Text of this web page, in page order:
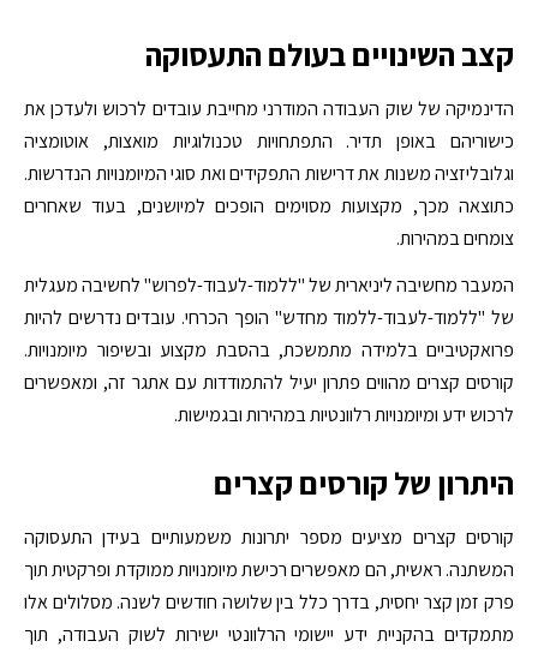
קצב השינויים בעולם התעסוקה
הדינמיקה של שוק העבודה המודרני מחייבת עובדים לרכוש ולעדכן את
כישוריהם באופן תדיר. התפתחויות טכנולוגיות מואצות, אוטומציה
וגלובליזציה משנות את דרישות התפקידים ואת סוגי המיומנויות הנדרשות.
כתוצאה מכך, מקצועות מסוימים הופכים למיושנים, בעוד שאחרים
צומחים במהירות.
המעבר מחשיבה ליניארית של "ללמוד-לעבוד-לפרוש" לחשיבה מעגלית
של "ללמוד-לעבוד-ללמוד מחדש" הופך הכרחי. עובדים נדרשים להיות
פרואקטיביים בלמידה מתמשכת, בהסבת מקצוע ובשיפור מיומנויות.
קורסים קצרים מהווים פתרון יעיל להתמודדות עם אתגר זה, ומאפשרים
לרכוש ידע ומיומנויות רלוונטיות במהירות ובגמישות.
היתרון של קורסים קצרים
קורסים קצרים מציעים מספר יתרונות משמעותיים בעידן התעסוקה
המשתנה. ראשית, הם מאפשרים רכישת מיומנויות ממוקדת ופרקטית תוך
פרק זמן קצר יחסית, בדרך כלל בין שלושה חודשים לשנה. מסלולים אלו
מתמקדים בהקניית ידע יישומי הרלוונטי ישירות לשוק העבודה, תוך